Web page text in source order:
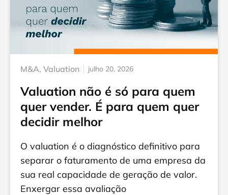
M&A, Valuation julho 20, 2026
Valuation não é só para quem
quer vender. É para quem quer
decidir melhor
O valuation é o diagnóstico definitivo para
separar o faturamento de uma empresa da
sua real capacidade de geração de valor.
Enxergar essa avaliação